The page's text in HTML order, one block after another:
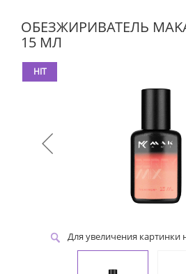
ОБЕЗЖИРИВАТЕЛЬ
15 МЛ
HIT
Для увеличения